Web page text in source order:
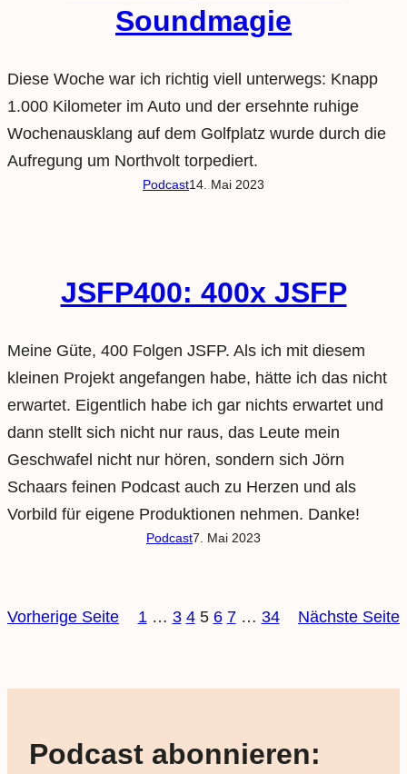
Soundmagie
Diese Woche war ich richtig viell unterwegs: Knapp
1.000 Kilometer im Auto und der ersehnte ruhige
Wochenausklang auf dem Golfplatz wurde durch die
Aufregung um Northvolt torpediert.
Podcast14. Mai 2023
JSFP400: 400x JSFP
Meine Güte, 400 Folgen JSFP. Als ich mit diesem
kleinen Projekt angefangen habe, hätte ich das nicht
erwartet. Eigentlich habe ich gar nichts erwartet und
dann stellt sich nicht nur raus, das Leute mein
Geschwafel nicht nur hören, sondern sich Jörn
Schaars feinen Podcast auch zu Herzen und als
Vorbild für eigene Produktionen nehmen. Danke!
Podcast7. Mai 2023
Vorherige Seite 1 … 3 4 5 6 7 … 34 Nächste Seite
Podcast abonnieren: